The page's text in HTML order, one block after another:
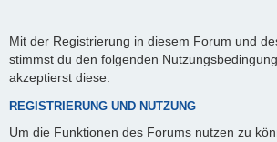
Mit der Registrierung in diesem Forum und
stimmst du den folgenden
akzeptierst diese.
REGISTRIERUNG UND NUTZUNG
Um die Funktionen des Forums nutzen zu